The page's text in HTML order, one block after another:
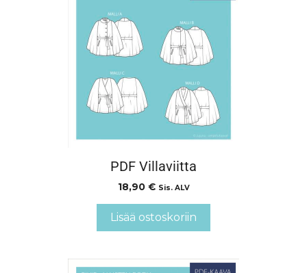
PDF Villaviitta
18,90 € Sis. ALV
Lisää ostoskoriin